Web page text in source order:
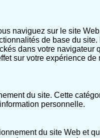
naviguez sur le site
de base du
dans votre
sur votre expérience de
du site. Cette
personnelle.
du site Web et